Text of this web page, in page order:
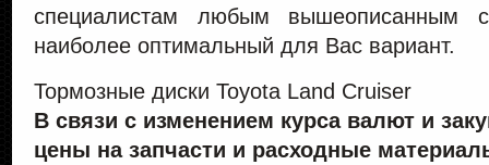
специалистам любым вышеописанным
наиболее оптимальный для Вас вариант.
Тормозные диски Toyota Land Cruiser
В связи с изменением курса валют и
цены на запчасти и расходные